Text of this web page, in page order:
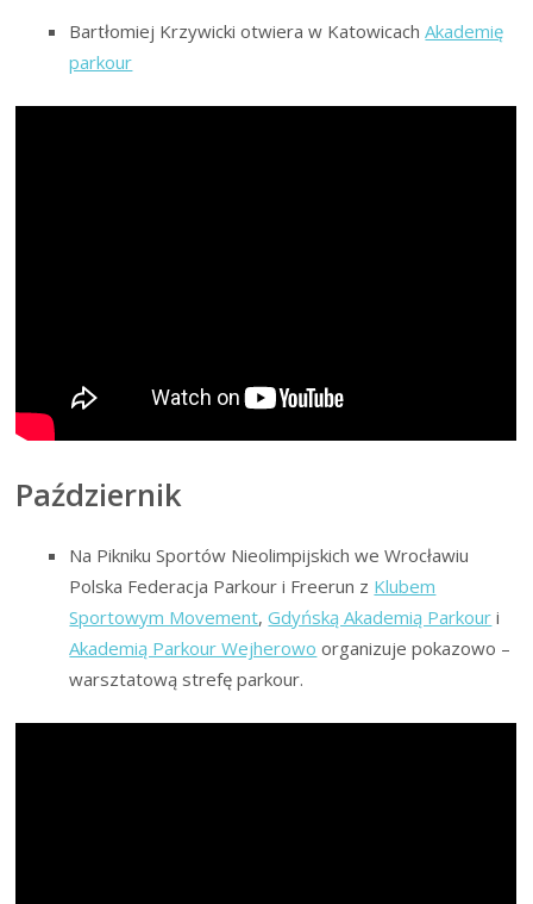
Bartłomiej Krzywicki otwiera w KatowicachAkademię
parkour
Październik
Na Pikniku Sportów Nieolimpijskich we Wrocławiu
Polska Federacja Parkour i Freerun z Klubem
Sportowym Movement,Gdyńską Akademią Parkour i
Akademią Parkour Wejherowo organizuje pokazowo –
warsztatową strefę parkour.